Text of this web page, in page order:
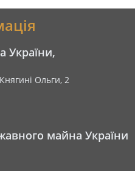
України,
Ольги, 2
майна України